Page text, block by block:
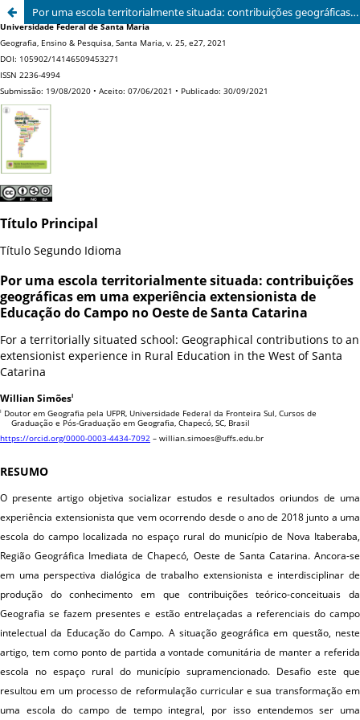
Por uma escola territorialmente situada: contribuições geográficas em uma experiência extensionista de Educação do Campo no Oeste de Santa Catarina